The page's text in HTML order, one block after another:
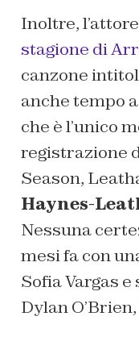
Inoltre,
stagione di
canzone
anche tempo
che è l’unico
registrazione
Season,
Haynes-
Nessuna
mesi fa con
Sofia Vargas
Dylan